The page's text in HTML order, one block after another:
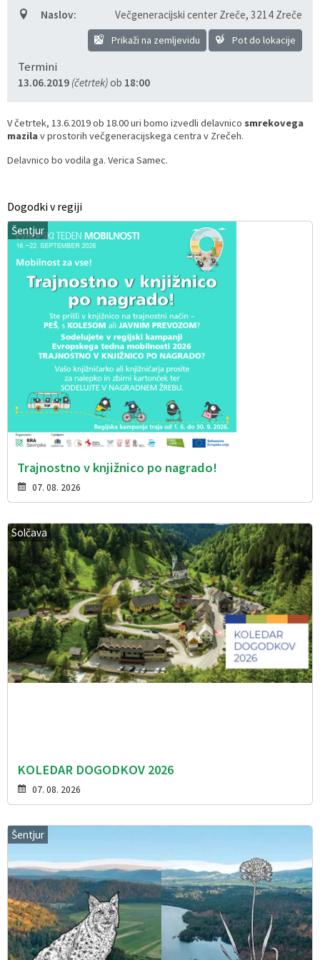
Naslov:
Večgeneracijski center Zreče, 3214 Zreče
Prikaži na zemljevidu Pot do lokacije
Termini
13.06.2019 (četrtek)ob 18:00
V četrtek, 13.6.2019 ob 18.00 uri bomo izvedli delavnico smrekovega
mazilav prostorih večgeneracijskega centra v Zrečeh.
Delavnico bo vodila ga. Verica Samec.
Dogodki v regiji
Šentjur
Trajnostno v knjižnico po nagrado!
07. 08. 2026
Solčava
KOLEDAR DOGODKOV 2026
07. 08. 2026
Šentjur
Razvojni programi
Kronologija občine
Vizitka
Predstavniki občine v svetih zavodov
Prijave in pobude
Splošni akti občine
Informacije javnega značaja
Lokalne volitve
Varuhov kotiček
Delovni čas zdravnikov
Lokacije defibrilatorjev
Ceniki